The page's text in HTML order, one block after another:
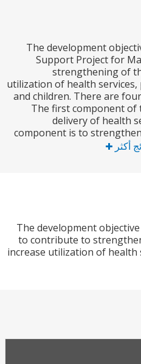
The development
Support
utilization of health
and children. There
The first
delivery of
component is to
The development
to contribute to
increase utilization of